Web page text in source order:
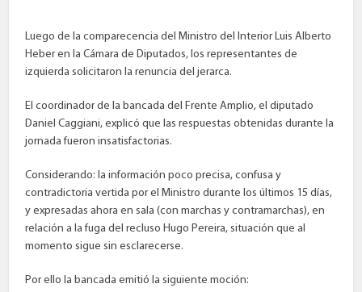
Luego de la comparecencia del Ministro del Interior Luis Alberto
Heber en la Cámara de Diputados, los representantes de
izquierda solicitaron la renuncia del jerarca.
El coordinador de la bancada del Frente Amplio, el diputado
Daniel Caggiani, explicó que las respuestas obtenidas durante la
jornada fueron insatisfactorias.
Considerando: la información poco precisa, confusa y
contradictoria vertida por el Ministro durante los últimos 15 días,
y expresadas ahora en sala (con marchas y contramarchas), en
relación a la fuga del recluso Hugo Pereira, situación que al
momento sigue sin esclarecerse.
Por ello la bancada emitió la siguiente moción: